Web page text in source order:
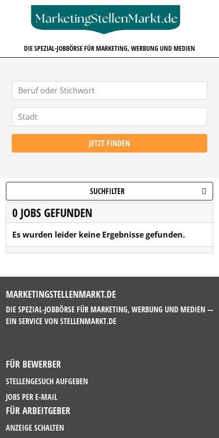
DIE SPEZIAL-JOBBÖRSE FÜR MARKETING, WERBUNG UND MEDIEN
JETZT FINDEN
SUCHFILTER
0 JOBS GEFUNDEN
Es wurden leider keine Ergebnisse gefunden.
MARKETINGSTELLENMARKT.DE
DIE SPEZIAL-JOBBÖRSE FÜR MARKETING, WERBUNG UND MEDIEN —
EIN SERVICE VON STELLENMARKT.DE
FÜR BEWERBER
STELLENGESUCH AUFGEBEN
JOBS PER E-MAIL
FÜR ARBEITGEBER
ANZEIGE SCHALTEN